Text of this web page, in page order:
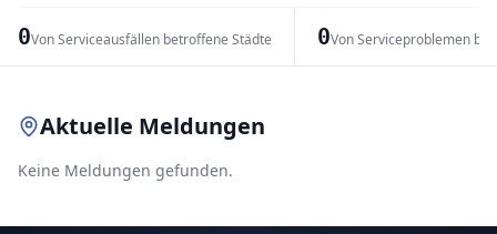
0Von Serviceausfällen betroffene Städte 0Von Serviceproblemen
Aktuelle Meldungen
Keine Meldungen gefunden.